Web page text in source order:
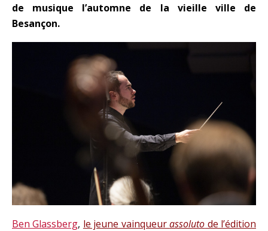
de musique l’automne de la vieille ville de
Besançon.
Ben Glassberg, le jeune vainqueurassoluto de l’édition